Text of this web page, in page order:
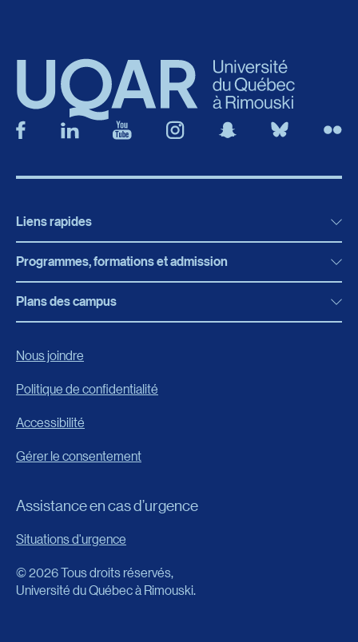
Liens rapides
Actualités
Bibliothèque
Boutique en ligne
Carrières
Événements
Fondation de l’UQAR
FAQ
Portail
Programmes, formations et admission
Programmes, formations et admission
Frais de scolarité
Calendrier universitaire
Horaire des cours
Plans des campus
Nous joindre
Politique de confidentialité
Accessibilité
Gérer le consentement
Assistance en cas d’urgence
Situations d'urgence
© 2026 Tous droits réservés,
Université du Québec à Rimouski.